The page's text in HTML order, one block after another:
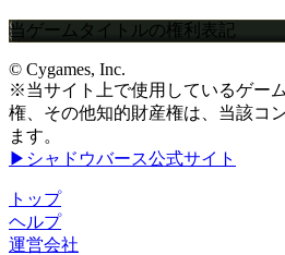
当ゲームタイトルの権利表記
© Cygames, Inc.
※当サイト上で使用しているゲー
権、その他知的財産権は、当該コ
ます。
▶シャドウバース公式サイト
トップ
ヘルプ
運営会社